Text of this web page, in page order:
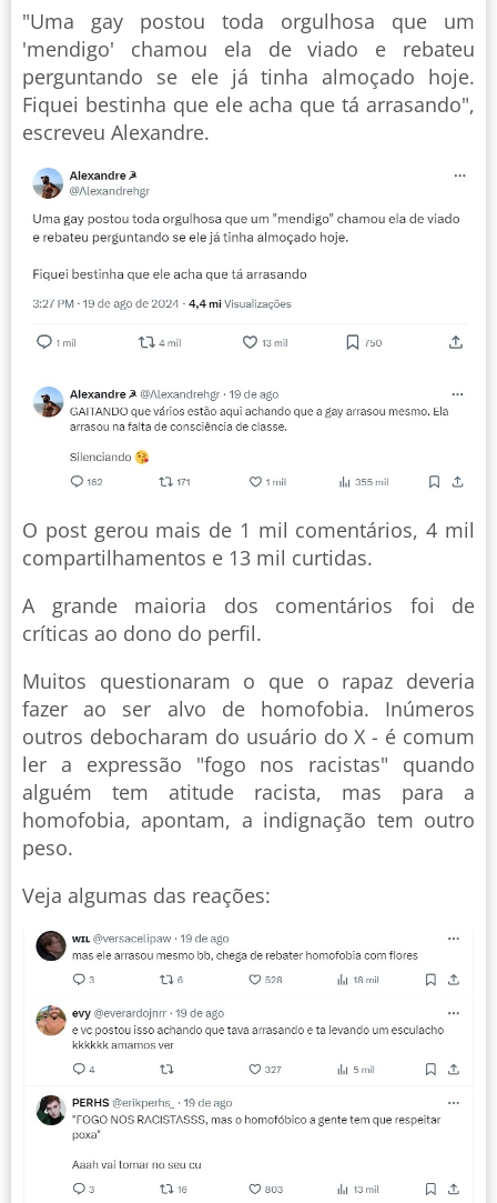
"Uma gay postou toda orgulhosa que um
'mendigo' chamou ela de viado e rebateu
perguntando se ele já tinha almoçado hoje.
Fiquei bestinha que ele acha que tá arrasando",
escreveu Alexandre.
O post gerou mais de 1 mil comentários, 4 mil
compartilhamentos e 13 mil curtidas.
A grande maioria dos comentários foi de
críticas ao dono do perfil.
Muitos questionaram o que o rapaz deveria
fazer ao ser alvo de homofobia. Inúmeros
outros debocharam do usuário do X - é comum
ler a expressão "fogo nos racistas" quando
alguém tem atitude racista, mas para a
homofobia, apontam, a indignação tem outro
peso.
Veja algumas das reações: